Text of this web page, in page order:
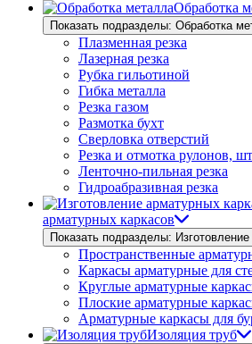
Обработка
Показать подразделы: Обработка
Плазменная резка
Лазерная резка
Рубка гильотиной
Гибка металла
Резка газом
Размотка бухт
Сверловка отверстий
Резка и отмотка рулонов,
Ленточно-пильная резка
Гидроабразивная резка
арматурных каркасов
Показать подразделы:
Пространственные
Каркасы арматурные для
Круглые арматурные
Плоские арматурные
Арматурные каркасы для
Изоляция труб